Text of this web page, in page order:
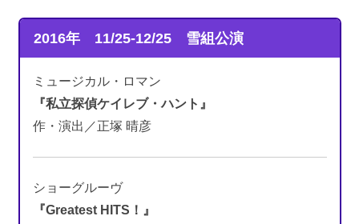
2016年 11/25-12/25 雪組公演
ミュージカル・ロマン
『私立探偵ケイレブ・ハント』
作・演出／正塚 晴彦
ショーグルーヴ
『Greatest HITS！』